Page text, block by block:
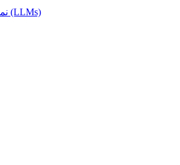
نماذج اللغة الكبيرة (LLMs)